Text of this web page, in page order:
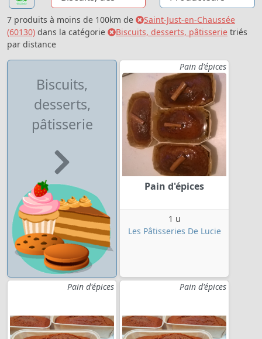
7 produits à moins de 100km de
Saint-Just-en-Chaussée
(60130) dans la catégorie Biscuits, desserts, pâtisserie triés
par distance
Biscuits,
desserts,
pâtisserie
Pain d'épices
Pain d'épices
1 u
Les Pâtisseries De Lucie
Pain d'épices Pain d'épices